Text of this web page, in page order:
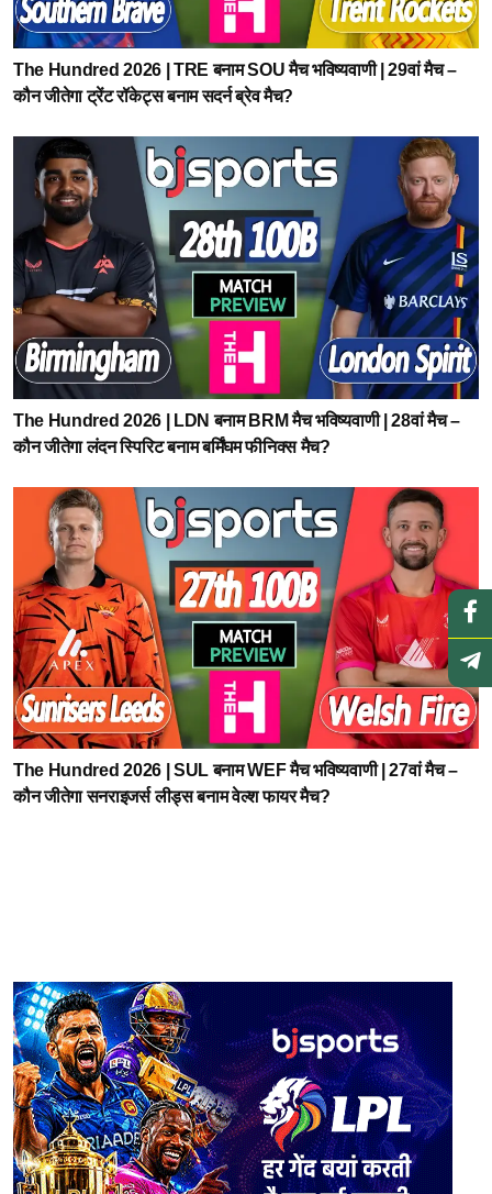
The Hundred 2026 | TRE बनाम SOU मैच भविष्यवाणी | 29वां मैच –
कौन जीतेगा ट्रेंट रॉकेट्स बनाम सदर्न ब्रेव मैच?
The Hundred 2026 | LDN बनाम BRM मैच भविष्यवाणी | 28वां मैच –
कौन जीतेगा लंदन स्पिरिट बनाम बर्मिंघम फीनिक्स मैच?
The Hundred 2026 | SUL बनाम WEF मैच भविष्यवाणी | 27वां मैच –
कौन जीतेगा सनराइजर्स लीड्स बनाम वेल्श फायर मैच?